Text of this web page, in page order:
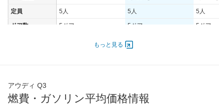
定員 5人 5人 5人
ドア数 5ドア 5ドア 5ドア
-
最高トルク
過給機 TB
もっと見る
アウディ Q3
燃費・ガソリン平均価格情報